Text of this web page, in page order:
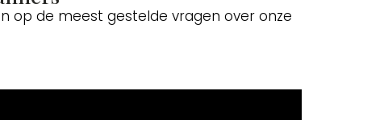
op de meest gestelde vragen over onze